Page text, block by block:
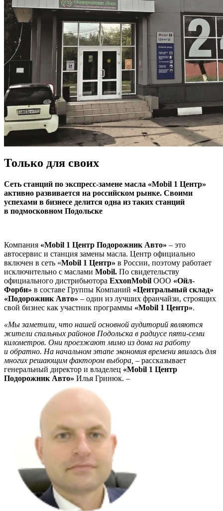
Только для своих
Сеть станций по экспресс-замене масла «Mobil 1 Центр»
активно развивается на российском рынке. Своими
успехами в бизнесе делится одна из таких станций
в подмосковном Подольске
Компания «Mobil 1 Центр Подорожник Авто» – это
автосервис и станция замены масла. Центр официально
включен в сеть «Mobil 1 Центр» в России, поэтому работает
исключительно с маслами Mobil. По свидетельству
официального дистрибьютора ExxonMobil ООО «Ойл-
Форби» в составе Группы Компаний «Центральный склад»
«Подорожник Авто» – один из лучших франчайзи, строящих
свой бизнес как участник программы «Mobil 1 Центр».
«Мы заметили, что нашей основной аудиторий являются
жители спальных районов Подольска в радиусе пяти-семи
километров. Они проезжают мимо из дома на работу
и обратно. На начальном этапе экономия времени явилась для
многих решающим фактором выбора, – рассказывает
генеральный директор и владелец «Mobil 1 Центр
Подорожник Авто» Илья Гринюк. –